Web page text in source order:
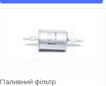
Паливний фільтр